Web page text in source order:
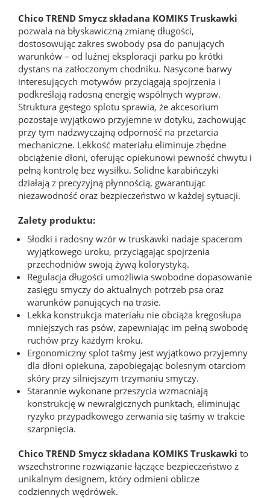
Chico TREND Smycz składana KOMIKS Truskawki
pozwala na błyskawiczną zmianę długości,
dostosowując zakres swobody psa do panujących
warunków – od luźnej eksploracji parku po krótki
dystans na zatłoczonym chodniku. Nasycone barwy
interesujących motywów przyciągają spojrzenia i
podkreślają radosną energię wspólnych wypraw.
Struktura gęstego splotu sprawia, że akcesorium
pozostaje wyjątkowo przyjemne w dotyku, zachowując
przy tym nadzwyczajną odporność na przetarcia
mechaniczne. Lekkość materiału eliminuje zbędne
obciążenie dłoni, oferując opiekunowi pewność chwytu i
pełną kontrolę bez wysiłku. Solidne karabińczyki
działają z precyzyjną płynnością, gwarantując
niezawodność oraz bezpieczeństwo w każdej sytuacji.
Zalety produktu:
Słodki i radosny wzór w truskawki nadaje spacerom
wyjątkowego uroku, przyciągając spojrzenia
przechodniów swoją żywą kolorystyką.
Regulacja długości umożliwia swobodne dopasowanie
zasięgu smyczy do aktualnych potrzeb psa oraz
warunków panujących na trasie.
Lekka konstrukcja materiału nie obciąża kręgosłupa
mniejszych ras psów, zapewniając im pełną swobodę
ruchów przy każdym kroku.
Ergonomiczny splot taśmy jest wyjątkowo przyjemny
dla dłoni opiekuna, zapobiegając bolesnym otarciom
skóry przy silniejszym trzymaniu smyczy.
Starannie wykonane przeszycia wzmacniają
konstrukcję w newralgicznych punktach, eliminując
ryzyko przypadkowego zerwania się taśmy w trakcie
szarpnięcia.
Chico TREND Smycz składana KOMIKS Truskawki to
wszechstronne rozwiązanie łączące bezpieczeństwo z
unikalnym designem, który odmieni oblicze
codziennych wędrówek.